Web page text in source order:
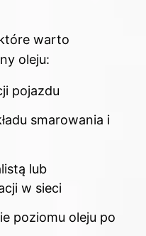
warto
oleju:
pojazdu
smarowania i
lub
w sieci
poziomu oleju po